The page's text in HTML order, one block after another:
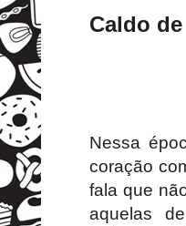
Caldo
Nessa
coração
fala que
aquelas